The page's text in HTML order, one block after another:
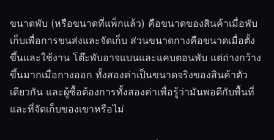
ขนาดพับ (หรือขนาดที่แพ็กแล้ว) คือขนาดของสินค้าเมื่อพับ
เก็บเพื่อการขนส่งและจัดเก็บ ส่วนขนาดกางคือขนาดเมื่อตั้ง
ขึ้นและใช้งาน โต๊ะพับอาจแบนและแคบตอนพับ แต่ถ่างกว้าง
ขึ้นมากเมื่อกางออก ทั้งสองค่าเป็นขนาดจริงของสินค้าตัว
เดียวกัน และผู้ซื้อต้องการทั้งสองค่าเพื่อรู้ว่ามันพอดีกับพื้นที่
และที่จัดเก็บของเขาหรือไม่